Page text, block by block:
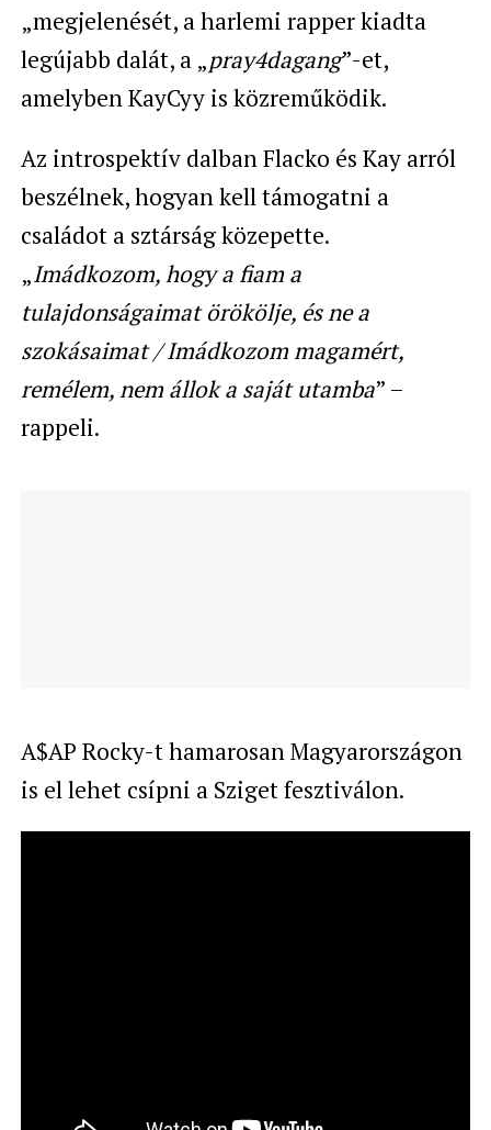
„megjelenését, a harlemi rapper kiadta
legújabb dalát, a „pray4dagang”-et,
amelyben KayCyy is közreműködik.
Az introspektív dalban Flacko és Kay arról
beszélnek, hogyan kell támogatni a
családot a sztárság közepette.
„Imádkozom, hogy a fiam a
tulajdonságaimat örökölje, és ne a
szokásaimat / Imádkozom magamért,
remélem, nem állok a saját utamba” –
rappeli.
A$AP Rocky-t hamarosan Magyarországon
is el lehet csípni a Sziget fesztiválon.